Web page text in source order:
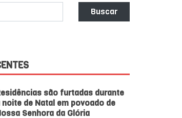
Buscar
são furtadas durante
noite de Natal em povoado de
Senhora da Glória